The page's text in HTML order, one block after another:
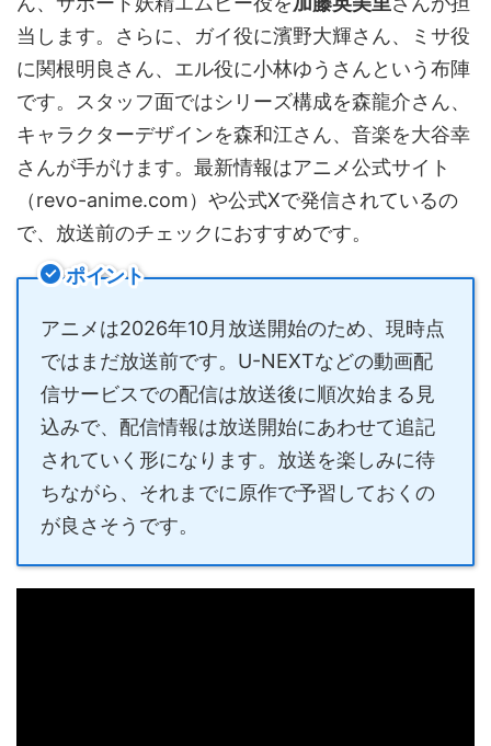
当します。さらに、ガイ役に濱野大輝さん、ミサ役
に関根明良さん、エル役に小林ゆうさんという布陣
です。スタッフ面ではシリーズ構成を森龍介さん、
キャラクターデザインを森和江さん、音楽を大谷幸
さんが手がけます。最新情報はアニメ公式サイト
（revo-anime.com）や公式Xで発信されているの
で、放送前のチェックにおすすめです。
ポイント
アニメは2026年10月放送開始のため、現時点
ではまだ放送前です。U-NEXTなどの動画配
信サービスでの配信は放送後に順次始まる見
込みで、配信情報は放送開始にあわせて追記
されていく形になります。放送を楽しみに待
ちながら、それまでに原作で予習しておくの
が良さそうです。